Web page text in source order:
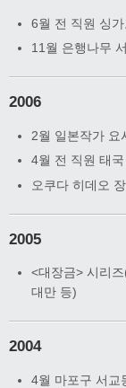
6월 전 직원 싱
11월 은행나무
2006
2월 일본작가 요
4월 전 직원 태
오쿠다 히데오
2005
<대장금> 시리
대만 등)
2004
4월 마포구 서교